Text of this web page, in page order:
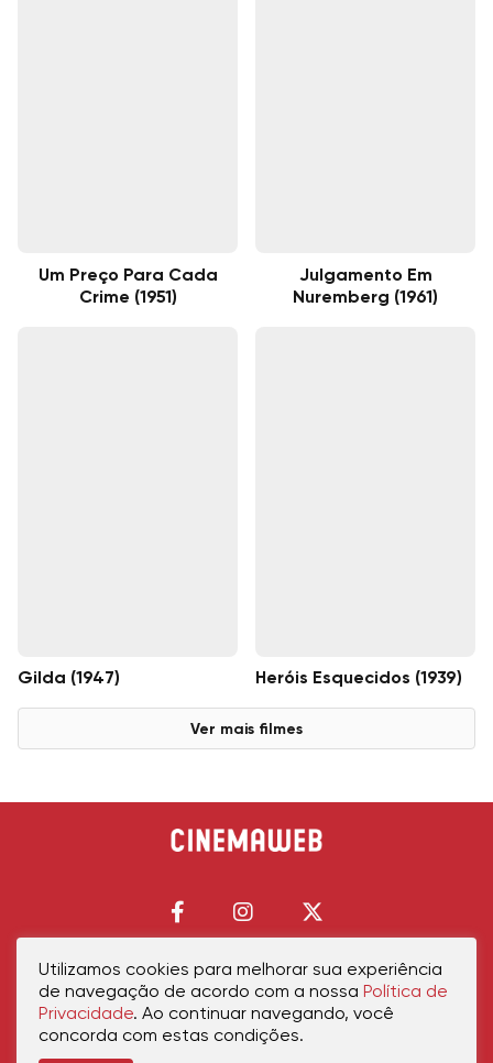
Um Preço Para Cada
Crime (1951)
Julgamento Em
Nuremberg (1961)
Gilda (1947) Heróis Esquecidos (1939)
Ver mais filmes
Início Política de PrivacidadePolítica de CookiesContatoSobre Nós
Utilizamos cookies para melhorar sua experiência
de navegação de acordo com a nossa Política de
Privacidade. Ao continuar navegando, você
concorda com estas condições.